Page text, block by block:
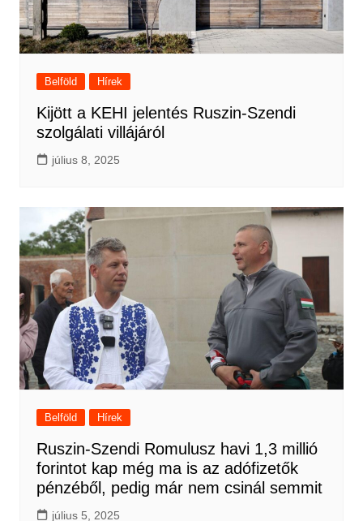
Belföld Hírek
Kijött a KEHI jelentés Ruszin-Szendi
szolgálati villájáról
július 8, 2025
Belföld Hírek
Ruszin-Szendi Romulusz havi 1,3 millió
forintot kap még ma is az adófizetők
pénzéből, pedig már nem csinál semmit
július 5, 2025